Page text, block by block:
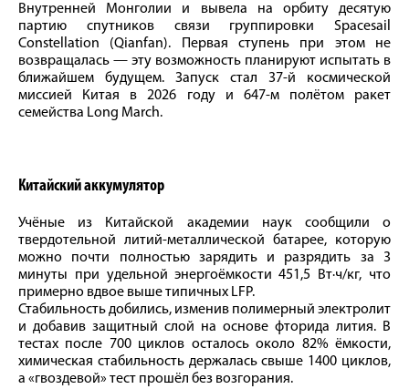
Внутренней Монголии и вывела на орбиту десятую
партию спутников связи группировки Spacesail
Constellation (Qianfan). Первая ступень при этом не
возвращалась — эту возможность планируют испытать в
ближайшем будущем. Запуск стал 37-й космической
миссией Китая в 2026 году и 647-м полётом ракет
семейства Long March.
Китайский аккумулятор
Учёные из Китайской академии наук сообщили о
твердотельной литий-металлической батарее, которую
можно почти полностью зарядить и разрядить за 3
минуты при удельной энергоёмкости 451,5 Вт·ч/кг, что
примерно вдвое выше типичных LFP.
Стабильность добились, изменив полимерный электролит
и добавив защитный слой на основе фторида лития. В
тестах после 700 циклов осталось около 82% ёмкости,
химическая стабильность держалась свыше 1400 циклов,
а «гвоздевой» тест прошёл без возгорания.